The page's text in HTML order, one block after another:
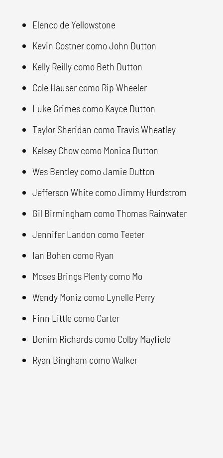
Elenco de Yellowstone
Kevin Costner como John Dutton
Kelly Reilly como Beth Dutton
Cole Hauser como Rip Wheeler
Luke Grimes como Kayce Dutton
Taylor Sheridan como Travis Wheatley
Kelsey Chow como Monica Dutton
Wes Bentley como Jamie Dutton
Jefferson White como Jimmy Hurdstrom
Gil Birmingham como Thomas Rainwater
Jennifer Landon como Teeter
Ian Bohen como Ryan
Moses Brings Plenty como Mo
Wendy Moniz como Lynelle Perry
Finn Little como Carter
Denim Richards como Colby Mayfield
Ryan Bingham como Walker